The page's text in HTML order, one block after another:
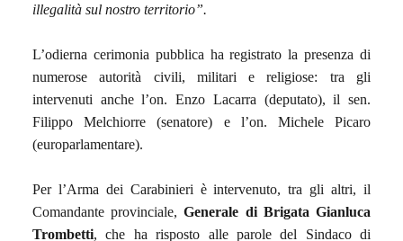
illegalità sul nostro territorio”.
L’odierna cerimonia pubblica ha registrato la presenza di
numerose autorità civili, militari e religiose: tra gli
intervenuti anche l’on. Enzo Lacarra (deputato), il sen.
Filippo Melchiorre (senatore) e l’on. Michele Picaro
(europarlamentare).
Per l’Arma dei Carabinieri è intervenuto, tra gli altri, il
Comandante provinciale,Generale di Brigata Gianluca
Trombetti, che ha risposto alle parole del Sindaco di